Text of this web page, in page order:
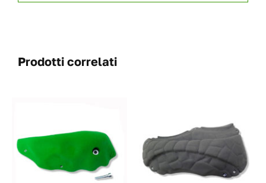
Prodotti correlati
QUESTO
PRODOTTO
DETAILS